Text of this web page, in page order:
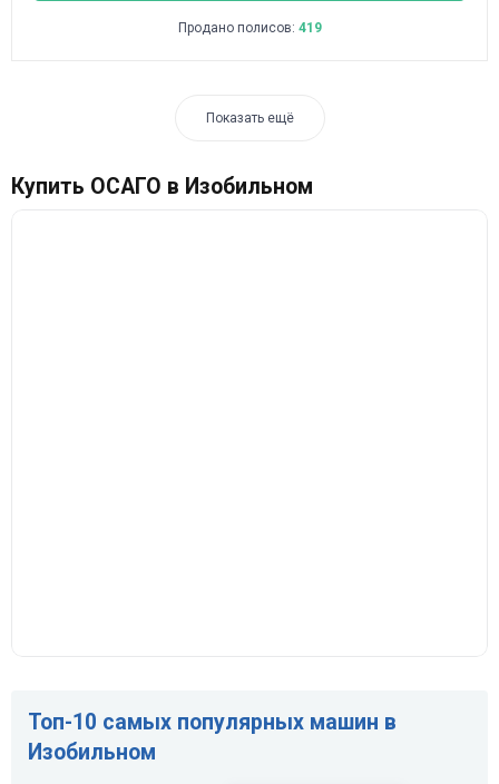
Продано полисов: 419
Показать ещё
Купить ОСАГО в Изобильном
Топ-10 самых популярных машин в
Изобильном